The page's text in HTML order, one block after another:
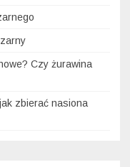
Czy żurawina
zbierać nasiona